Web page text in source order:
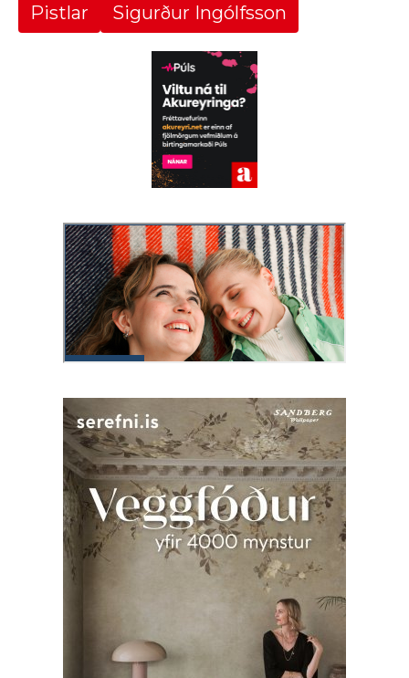
Pistlar Sigurður Ingólfsson